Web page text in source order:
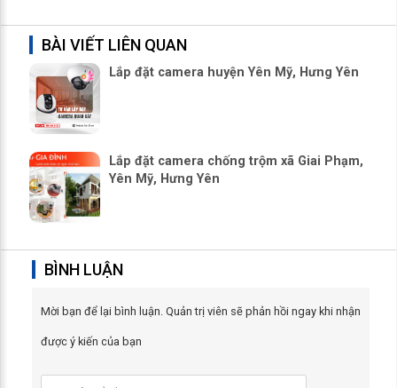
BÀI VIẾT LIÊN QUAN
Lắp đặt camera huyện Yên Mỹ, Hưng Yên
Lắp đặt camera chống trộm xã Giai Phạm,
Yên Mỹ, Hưng Yên
BÌNH LUẬN
Mời bạn để lại bình luận. Quản trị viên sẽ phản hồi ngay khi nhận
được ý kiến của bạn